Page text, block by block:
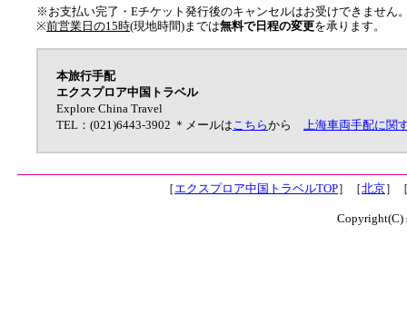
※お支払い完了・Eチケット発行後のキャンセルはお受けできません
※前営業日の15時(現地時間)までは無料で日程の変更を承ります。
本旅行手配
エクスプロア中国トラベル
Explore China Travel
TEL：(021)6443-3902 ＊メールはこちらから 上海車両手配に関
［ エクスプロア中国トラベルTOP］［北京］
Copyright(C)